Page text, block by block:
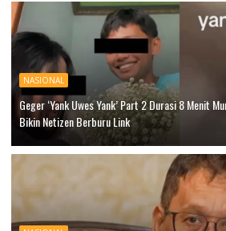
NASIONAL
Geger ‘Yank Uwes Yank’ Part 2 Durasi 8 Menit
Bikin Netizen Berburu Link